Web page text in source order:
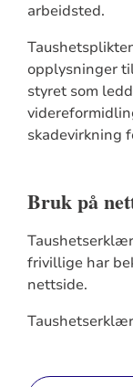
arbeidsted.
opplysninger
styret som
skadevirkning
Bruk på
frivillige har
nettside.